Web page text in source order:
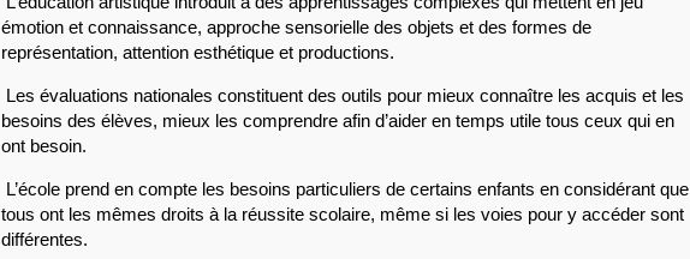
émotion et connaissance, approche sensorielle des objets et des formes de
représentation, attention esthétique et productions.
Les évaluations nationales constituent des outils pour mieux connaître les acquis et les
besoins des élèves, mieux les comprendre afin d’aider en temps utile tous ceux qui en
ont besoin.
L’école prend en compte les besoins particuliers de certains enfants en considérant que
tous ont les mêmes droits à la réussite scolaire, même si les voies pour y accéder sont
différentes.